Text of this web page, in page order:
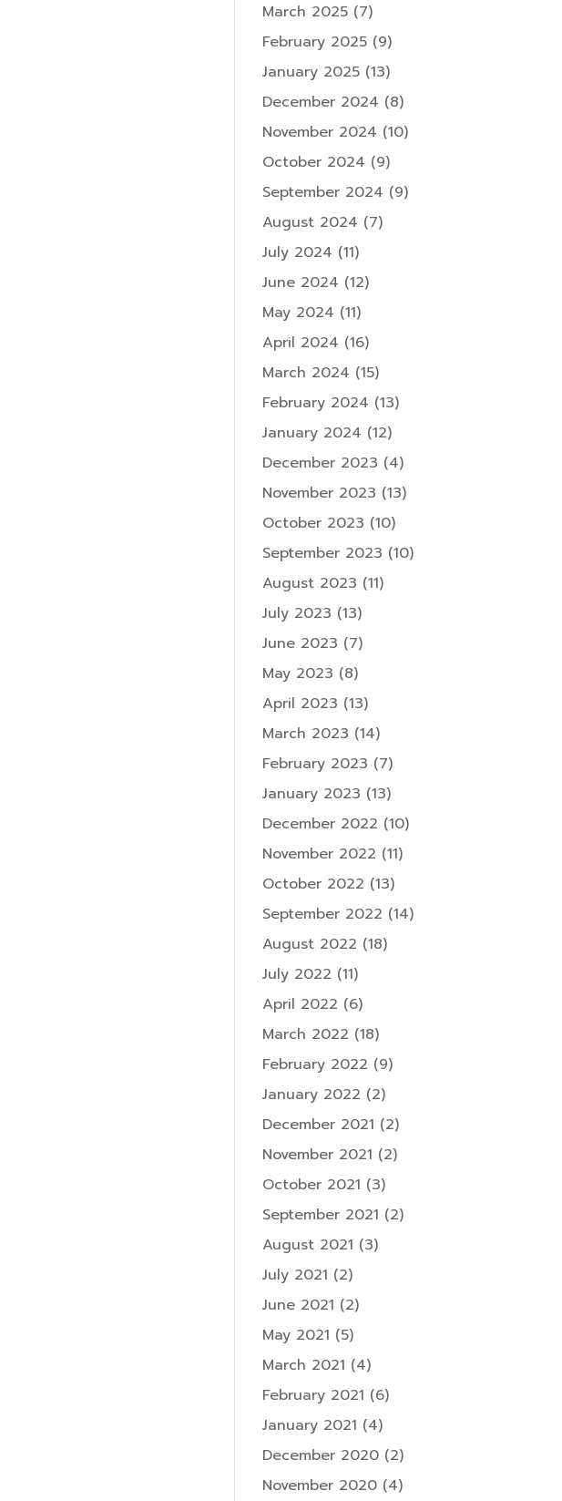
March 2025 (7)
February 2025 (9)
January 2025 (13)
December 2024 (8)
November 2024 (10)
October 2024 (9)
September 2024 (9)
August 2024 (7)
July 2024 (11)
June 2024 (12)
May 2024 (11)
April 2024 (16)
March 2024 (15)
February 2024 (13)
January 2024 (12)
December 2023 (4)
November 2023 (13)
October 2023 (10)
September 2023 (10)
August 2023 (11)
July 2023 (13)
June 2023 (7)
May 2023 (8)
April 2023 (13)
March 2023 (14)
February 2023 (7)
January 2023 (13)
December 2022 (10)
November 2022 (11)
October 2022 (13)
September 2022 (14)
August 2022 (18)
July 2022 (11)
April 2022 (6)
March 2022 (18)
February 2022 (9)
January 2022 (2)
December 2021 (2)
November 2021 (2)
October 2021 (3)
September 2021 (2)
August 2021 (3)
July 2021 (2)
June 2021 (2)
May 2021 (5)
March 2021 (4)
February 2021 (6)
January 2021 (4)
December 2020 (2)
November 2020 (4)